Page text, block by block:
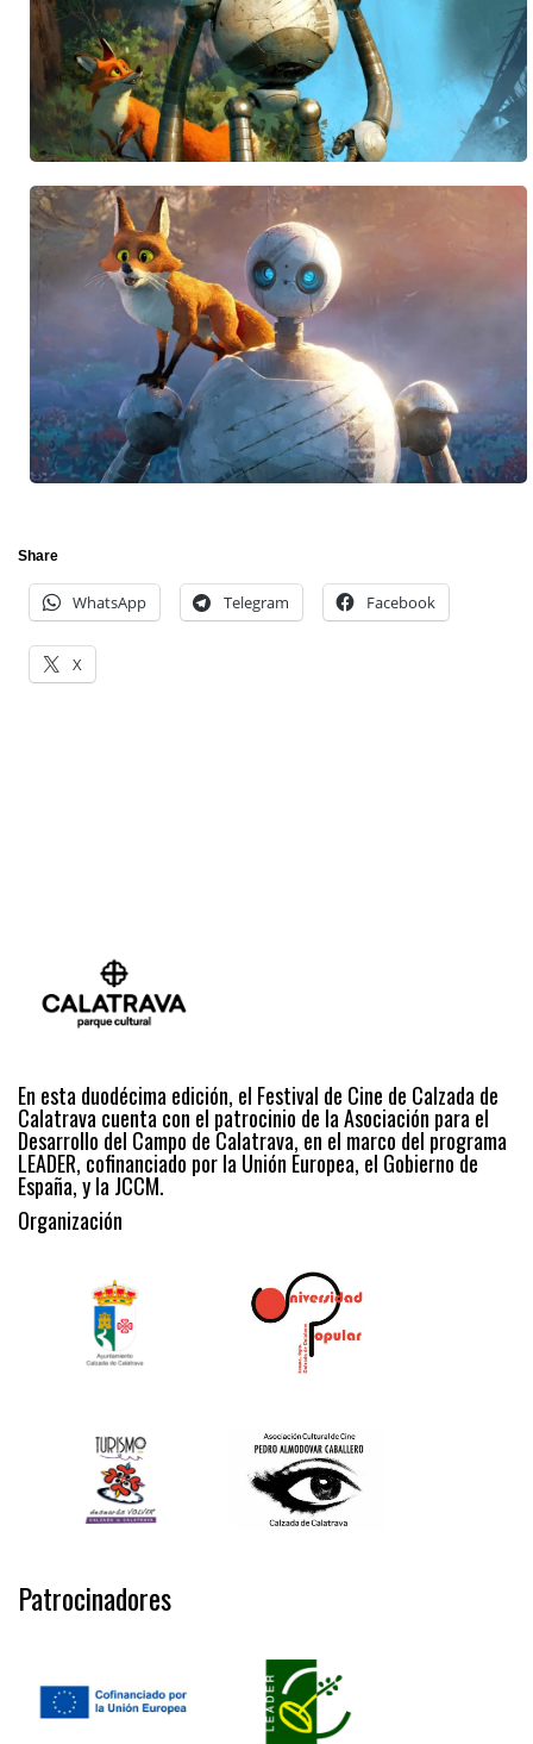
Share
WhatsApp Telegram Facebook
X
En esta duodécima edición, el Festival de Cine de Calzada de
Calatrava cuenta con el patrocinio de la Asociación para el
Desarrollo del Campo de Calatrava, en el marco del programa
LEADER, cofinanciado por la Unión Europea, el Gobierno de
España, y la JCCM.
Organización
Patrocinadores